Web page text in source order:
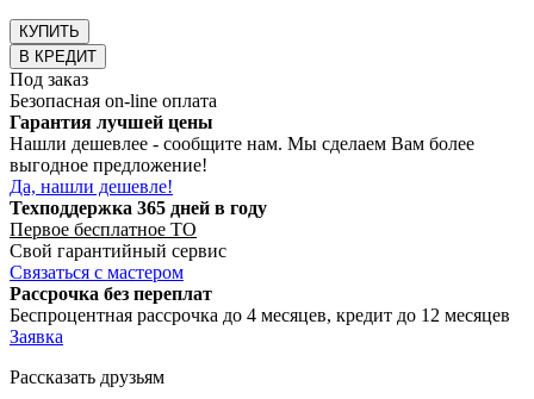
КУПИТЬ
В КРЕДИТ
Под заказ
Безопасная on-line оплата
Гарантия лучшей цены
Нашли дешевлее - сообщите нам. Мы сделаем Вам более
выгодное предложение!
Да, нашли дешевле!
Техподдержка 365 дней в году
Первое бесплатное ТО
Свой гарантийный сервис
Связаться с мастером
Рассрочка без переплат
Беспроцентная рассрочка до 4 месяцев, кредит до 12 месяцев
Заявка
Рассказать друзьям